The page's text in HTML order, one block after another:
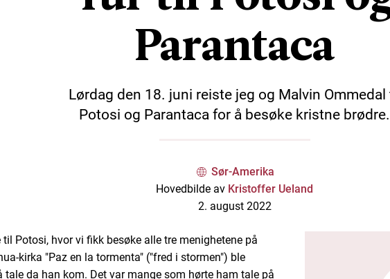
Parantaca
Lørdag den 18. juni reiste jeg og Malvin Ommedal
Potosi og Parantaca for å besøke kristne brødre.
Sør-Amerika
Hovedbilde av Kristoffer Ueland
2. august 2022
Potosi, hvor vi fikk besøke alle tre menighetene på
kirka "Paz en la tormenta" ("fred i stormen") ble
tale da han kom. Det var mange som hørte ham tale på